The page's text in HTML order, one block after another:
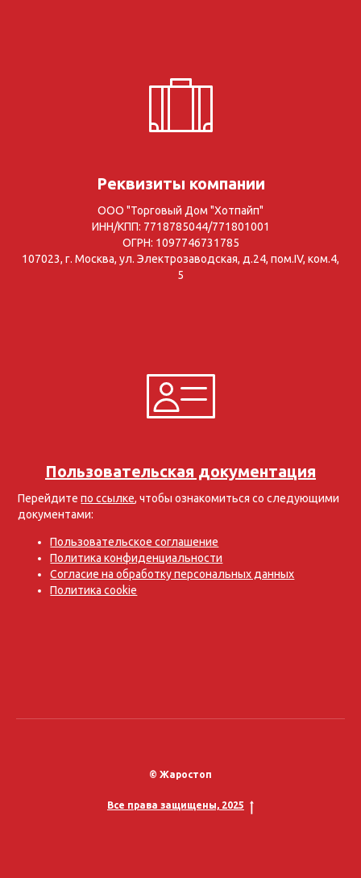
Реквизиты компании
ООО "Торговый Дом "Хотпайп"
ИНН/КПП: 7718785044/771801001
ОГРН: 1097746731785
107023, г. Москва, ул. Электрозаводская, д.24, пом.IV, ком.4,
5
Пользовательская документация
Перейдитепо ссылке, чтобы ознакомиться со следующими
документами:
Пользовательское соглашение
Политика конфиденциальности
Согласие на обработку персональных данных
Политика cookie
© Жаростоп
Все права защищены, 2025